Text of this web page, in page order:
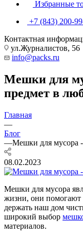
Избранные
+7 (843) 200-
Контактная
ул.Журналистов, 56
info@packs.ru
Мешки для
предмет в
Главная
—
Блог
—Мешки для мусора
08.02.2023
Мешки для мусора
жизни, они помогают
держать наш дом
широкий выбор
материалов.